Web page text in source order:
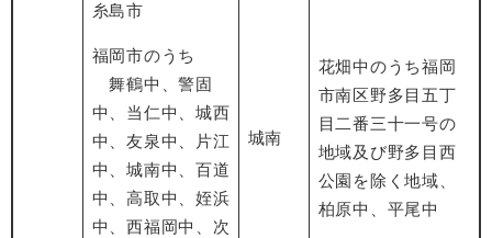
糸島市
福岡市のうち
舞鶴中、警固
中、当仁中、城西
中、友泉中、片江
中、城南中、百道
中、高取中、姪浜
中、西福岡中、次
城南
花畑中のうち福岡
市南区野多目五丁
目二番三十一号の
地域及び野多目西
公園を除く地域、
柏原中、平尾中